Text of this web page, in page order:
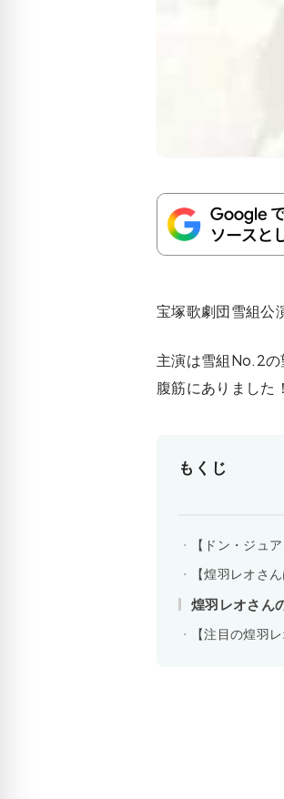
宝塚歌劇団雪組公
主演は雪組No.2
腹筋にありました！
もくじ
【ドン・ジュ
【煌羽レオさ
煌羽レオさん
【注目の煌羽